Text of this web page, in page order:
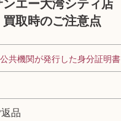
ンエー大湾シティ店
買取時のご注意点
公共機関が発行した身分証明書
品